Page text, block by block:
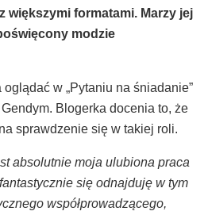
większymi formatami. Marzy jej
modzie
w „Pytaniu na śniadanie”
Blogerka docenia to, że
sprawdzenie się w takiej roli.
absolutnie moja ulubiona praca
się odnajduję w tym
współprowadzącego,